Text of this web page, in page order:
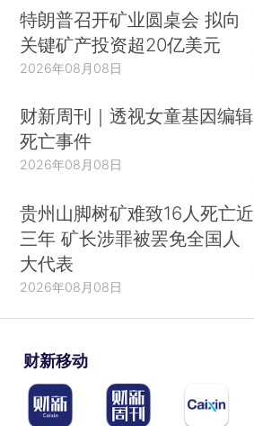
特朗普召开矿业圆桌会 拟向
关键矿产投资超20亿美元
2026年08月08日
财新周刊｜透视女童基因编辑
死亡事件
2026年08月08日
贵州山脚树矿难致16人死亡近
三年 矿长涉罪被罢免全国人
大代表
2026年08月08日
财新移动